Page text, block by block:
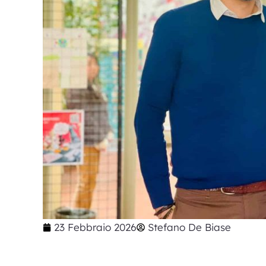
23 Febbraio 2026 Stefano De Biase